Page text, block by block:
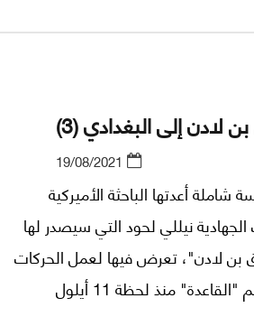
لادن إلى البغدادي (3)
19/08/2021
أعدتها الباحثة الأميركية
نيللي لحود التي سيصدر لها
بن لادن"، تعرض فيها لعمل الحركات
الجهادية المرتبطة بتنظيم "القاعدة" منذ لحظة 11 أيلول